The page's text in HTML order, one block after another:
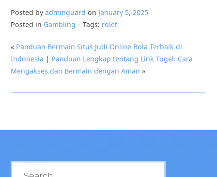
Posted byadminguard on January 5, 2025
Posted in Gambling – Tags: rolet
« Panduan Bermain Situs Judi Online Bola Terbaik di
Indonesia | Panduan Lengkap tentang Link Togel: Cara
Mengakses dan Bermain dengan Aman »